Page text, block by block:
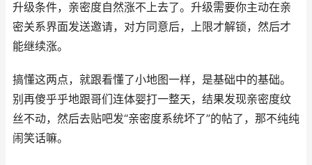
升级条件，亲密度自然涨不上去了。升级需要你主动在亲
密关系界面发送邀请，对方同意后，上限才解锁，然后才
能继续涨。
搞懂这两点，就跟看懂了小地图一样，是基础中的基础。
别再傻乎乎地跟哥们连体婴打一整天，结果发现亲密度纹
丝不动，然后去贴吧发“亲密度系统坏了”的帖了，那不纯纯
闹笑话嘛。